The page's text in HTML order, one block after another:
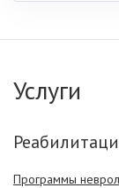
Услуги
Программы